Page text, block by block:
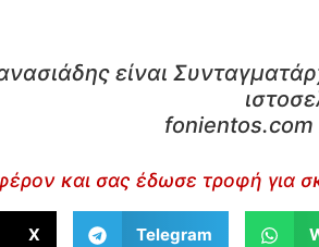
είναι
fonientos.com
και σας έδωσε τροφή για
X Telegram